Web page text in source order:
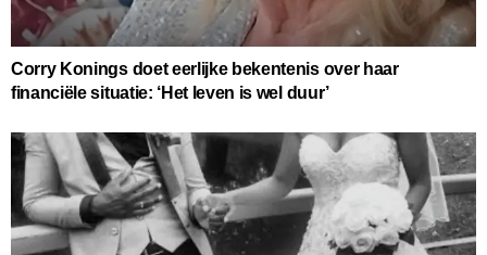
Corry Konings doet eerlijke bekentenis over haar
financiële situatie: ‘Het leven is wel duur’